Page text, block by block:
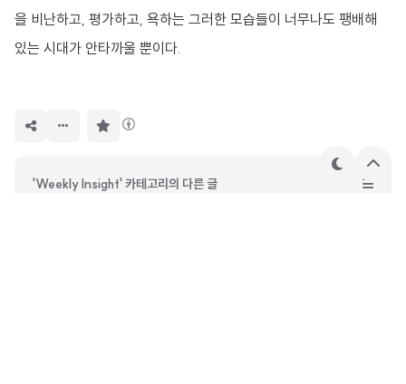
을 비난하고, 평가하고, 욕하는 그러한 모습들이 너무나도 팽배해
있는 시대가 안타까울 뿐이다.
'Weekly Insight' 카테고리의 다른 글
테
상
단